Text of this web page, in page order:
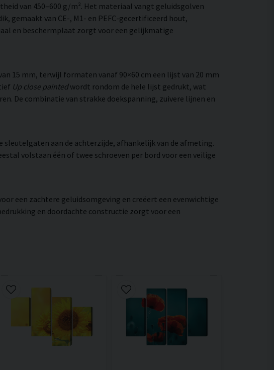
van 450–600 g/m². Het materiaal vangt geluidsgolven
gemaakt van CE-, M1- en PEFC-gecertificeerd hout,
en beschermplaat zorgt voor een gelijkmatige
15 mm, terwijl formaten vanaf 90×60 cm een lijst van 20 mm
Up close paintedwordt rondom de hele lijst gedrukt, wat
De combinatie van strakke doekspanning, zuivere lijnen en
sleutelgaten aan de achterzijde, afhankelijk van de afmeting.
volstaan één of twee schroeven per bord voor een veilige
een zachtere geluidsomgeving en creëert een evenwichtige
en doordachte constructie zorgt voor een